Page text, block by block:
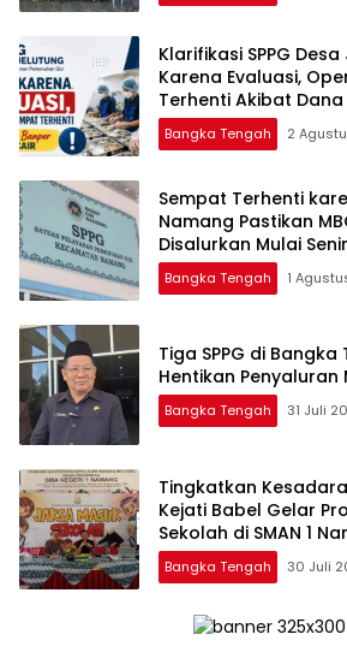
‎Klarifikasi SPPG
Karena Evaluasi,
Terhenti Akibat
Bangka Tengah 2
‎Sempat Terhenti
Namang Pastikan
Disalurkan Mulai
Bangka Tengah 1
‎Tiga SPPG di
Bangka Tengah 31 Juli
Tingkatkan
Kejati Babel Gelar
Sekolah di SMAN 1
Bangka Tengah 30 Juli